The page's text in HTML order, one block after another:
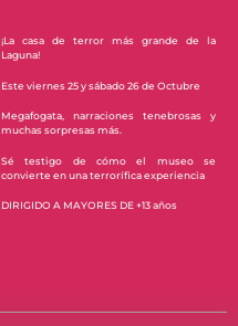
¡La casa de terror más grande de la
Laguna!
Este viernes 25 y sábado 26 de Octubre
Megafogata, narraciones tenebrosas y
muchas sorpresas más.
Sé testigo de cómo el museo se
convierte en una terrorífica experiencia
DIRIGIDO A MAYORES DE +13 años